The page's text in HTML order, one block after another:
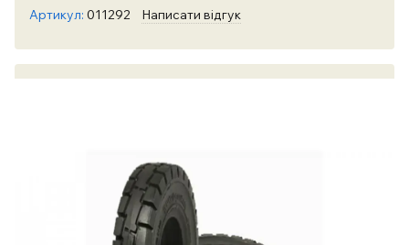
Артикул: 011292 Написати відгук